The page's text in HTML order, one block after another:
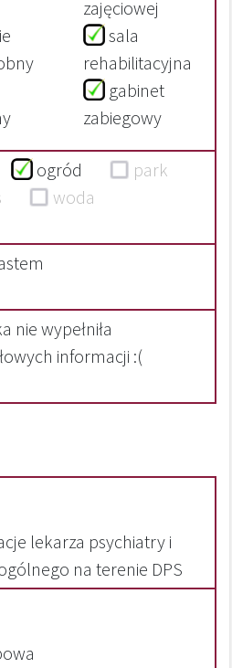
zajęciowej
sala
rehabilitacyjna
gabinet
zabiegowy
ogród
park
woda
nie wypełniła
informacji :(
lekarza psychiatry i
na terenie DPS